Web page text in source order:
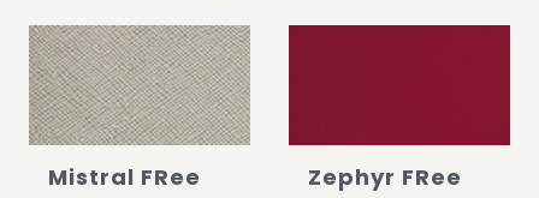
Mistral FRee Zephyr FRee